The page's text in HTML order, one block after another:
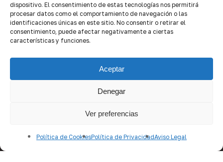
dispositivo. El consentimiento de estas tecnologías nos permitirá
procesar datos como el comportamiento de navegación o las
identificaciones únicas en este sitio. No consentir o retirar el
consentimiento, puede afectar negativamente a ciertas
características y funciones.
Aceptar
Denegar
Ver preferencias
Política de CookiesPolítica de PrivacidadAviso Legal